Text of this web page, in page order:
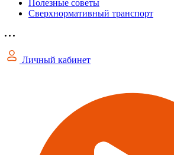
Полезные советы
Сверхнормативный транспорт
Личный кабинет